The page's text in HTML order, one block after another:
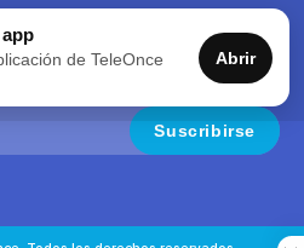
lo que pasa en TeleOnce,
Suscribirse
de TeleOnce
Abrir